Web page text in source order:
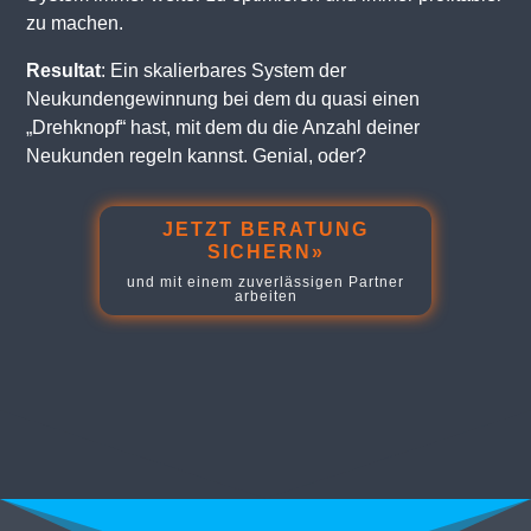
zu machen.
Resultat: Ein skalierbares System der
Neukundengewinnung bei dem du quasi einen
„Drehknopf“ hast, mit dem du die Anzahl deiner
Neukunden regeln kannst. Genial, oder?
JETZT BERATUNG
SICHERN»
und mit einem zuverlässigen Partner
arbeiten